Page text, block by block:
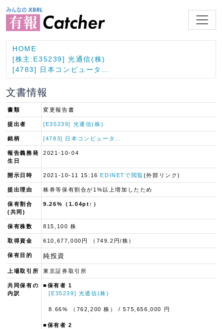
HOME
[株主:E35239] 光通信(株)
[4783] 日本コンピュータ…
文書情報
書類 変更報告書
提出者 [E35239] 光通信(株)
銘柄 [4783] 日本コンピュータ…
報告義務発
生日
2021-10-04
開示日時 2021-10-11 15:16EDINETで閲覧(外部リンク)
提出理由 株券等保有割合が1%以上増加したため
保有割合
(共同)
9.26%（1.04pt↑）
保有株数 815,100 株
取得資金 610,677,000円 （749.2円/株）
保有目的 純投資
上場取引所 東京証券取引所
共同保有の
内訳
■保有者 1
[E35239] 光通信(株)
8.66% （762,200 株）/ 575,656,000 円
■保有者 2